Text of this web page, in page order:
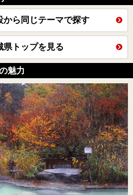
から同じテーマで探す
県トップを見る
魅力